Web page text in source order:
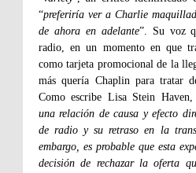
“preferiría ver a Charlie
de ahora en adelante”. Su voz
radio, en un momento en que
como tarjeta promocional de la
más quería Chaplin para tratar
Como escribe Lisa Stein Haven,
una relación de causa y efecto
de radio y su retraso en la
embargo, es probable que esta
decisión de rechazar la oferta